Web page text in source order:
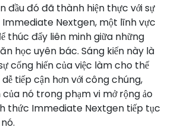
đầu đó đã thành hiện thực với sự
Nextgen, một lĩnh vực
thúc đẩy liên minh giữa những
học uyên bác. Sáng kiến này là
cống hiến của việc làm cho thế
tiếp cận hơn với công chúng,
của nó trong phạm vi mở rộng ảo
thức Immediate Nextgen tiếp tục